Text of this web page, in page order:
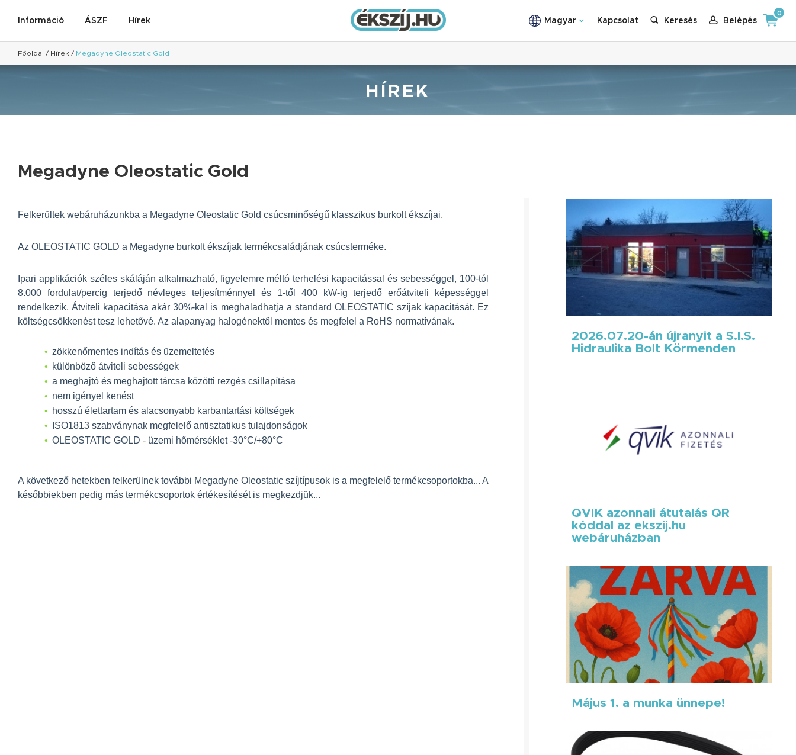
Információ ÁSZF Hírek Magyar Kapcsolat Keresés Belépés
0
Főoldal / Hírek / Megadyne Oleostatic Gold
HÍREK
Megadyne Oleostatic Gold
Felkerültek webáruházunkba a Megadyne Oleostatic Gold csúcsminőségű klasszikus burkolt ékszíjai.
Az OLEOSTATIC GOLD a Megadyne burkolt ékszíjak termékcsaládjának csúcsterméke.
Ipari applikációk széles skáláján alkalmazható, figyelemre méltó terhelési kapacitással és sebességgel, 100-tól
8.000 fordulat/percig terjedő névleges teljesítménnyel és 1-től 400 kW-ig terjedő erőátviteli képességgel
rendelkezik. Átviteli kapacitása akár 30%-kal is meghaladhatja a standard OLEOSTATIC szíjak kapacitását. Ez
költségcsökkenést tesz lehetővé. Az alapanyag halogénektől mentes és megfelel a RoHS normatívának.
zökkenőmentes indítás és üzemeltetés
különböző átviteli sebességek
a meghajtó és meghajtott tárcsa közötti rezgés csillapítása
nem igényel kenést
hosszú élettartam és alacsonyabb karbantartási költségek
ISO1813 szabványnak megfelelő antisztatikus tulajdonságok
OLEOSTATIC GOLD - üzemi hőmérséklet -30°C/+80°C
A következő hetekben felkerülnek további Megadyne Oleostatic szíjtípusok is a megfelelő termékcsoportokba... A
későbbiekben pedig más termékcsoportok értékesítését is megkezdjük...
2026.07.20-án újranyit a S.I.S.
Hidraulika Bolt Körmenden
QVIK azonnali átutalás QR
kóddal az ekszij.hu
webáruházban
Május 1. a munka ünnepe!